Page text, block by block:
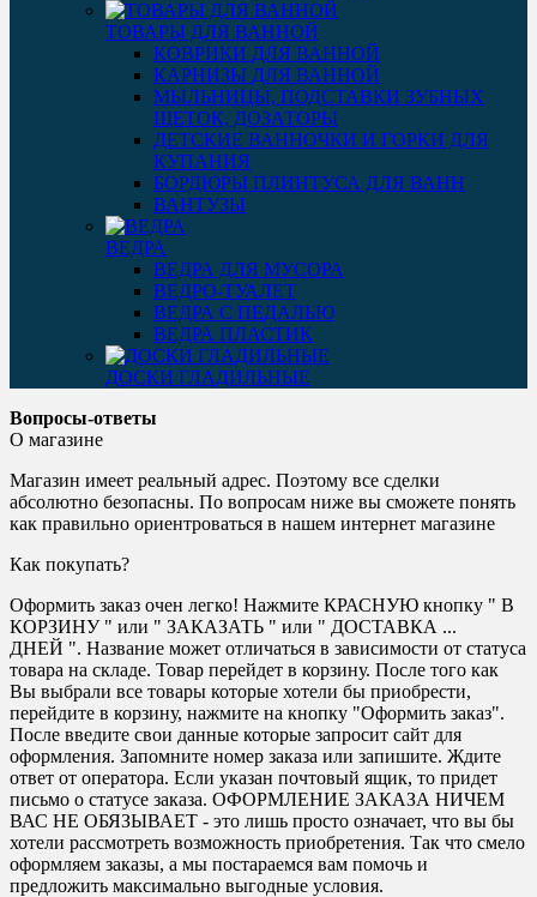
ТОВАРЫ ДЛЯ ВАННОЙ
КОВРИКИ ДЛЯ ВАННОЙ
КАРНИЗЫ ДЛЯ ВАННОЙ
МЫЛЬНИЦЫ, ПОДСТАВКИ ЗУБНЫХ
ЩЕТОК, ДОЗАТОРЫ
ДЕТСКИЕ ВАННОЧКИ И ГОРКИ ДЛЯ
КУПАНИЯ
БОРДЮРЫ ПЛИНТУСА ДЛЯ ВАНН
ВАНТУЗЫ
ВЕДРА
ВЕДРА ДЛЯ МУСОРА
ВЕДРО-ТУАЛЕТ
ВЕДРА С ПЕДАЛЬЮ
ВЕДРА ПЛАСТИК
ДОСКИ ГЛАДИЛЬНЫЕ
Вопросы-ответы
О магазине
Магазин имеет реальный адрес. Поэтому все сделки
абсолютно безопасны. По вопросам ниже вы сможете понять
как правильно ориентроваться в нашем интернет магазине
Как покупать?
Оформить заказ очен легко! Нажмите КРАСНУЮ кнопку " В
КОРЗИНУ " или " ЗАКАЗАТЬ " или " ДОСТАВКА ...
ДНЕЙ ". Название может отличаться в зависимости от статуса
товара на складе. Товар перейдет в корзину. После того как
Вы выбрали все товары которые хотели бы приобрести,
перейдите в корзину, нажмите на кнопку "Оформить заказ".
После введите свои данные которые запросит сайт для
оформления. Запомните номер заказа или запишите. Ждите
ответ от оператора. Если указан почтовый ящик, то придет
письмо о статусе заказа. ОФОРМЛЕНИЕ ЗАКАЗА НИЧЕМ
ВАС НЕ ОБЯЗЫВАЕТ - это лишь просто означает, что вы бы
хотели рассмотреть возможность приобретения. Так что смело
оформляем заказы, а мы постараемся вам помочь и
предложить максимально выгодные условия.